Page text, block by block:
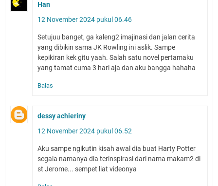
Han
12 November 2024 pukul 06.46
Setujuu banget, ga kaleng2 imajinasi dan jalan cerita
yang dibikin sama JK Rowling ini aslik. Sampe
kepikiran kek gitu yaah. Salah satu novel pertamaku
yang tamat cuma 3 hari aja dan aku bangga hahaha
Balas
dessy achieriny
12 November 2024 pukul 06.52
Aku sampe ngikutin kisah awal dia buat Harty Potter
segala namanya dia terinspirasi dari nama makam2 di
st Jerome... sempet liat videonya